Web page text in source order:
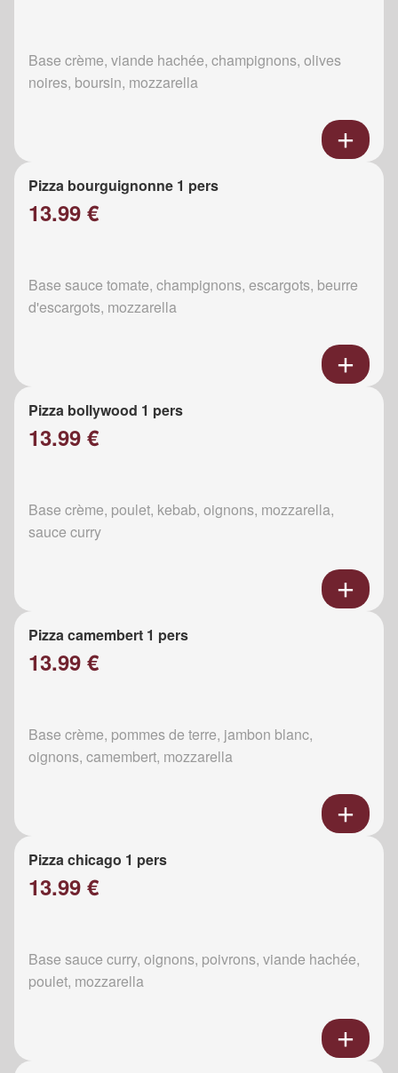
Base crème, viande hachée, champignons, olives
noires, boursin, mozzarella
Pizza bourguignonne 1 pers
13.99 €
Base sauce tomate, champignons, escargots, beurre
d'escargots, mozzarella
Pizza bollywood 1 pers
13.99 €
Base crème, poulet, kebab, oignons, mozzarella,
sauce curry
Pizza camembert 1 pers
13.99 €
Base crème, pommes de terre, jambon blanc,
oignons, camembert, mozzarella
Pizza chicago 1 pers
13.99 €
Base sauce curry, oignons, poivrons, viande hachée,
poulet, mozzarella